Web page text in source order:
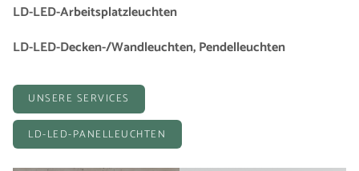
LD-LED-Arbeitsplatzleuchten
LD-LED-Decken-/Wandleuchten, Pendelleuchten
UNSERE SERVICES
LD-LED-PANELLEUCHTEN